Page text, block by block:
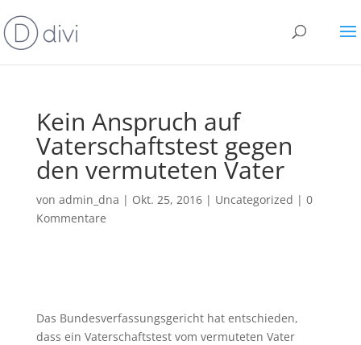
Kein Anspruch auf
Vaterschaftstest gegen
den vermuteten Vater
von admin_dna | Okt. 25, 2016| Uncategorized | 0
Kommentare
Das Bundesverfassungsgericht hat entschieden,
dass ein Vaterschaftstest vom vermuteten Vater